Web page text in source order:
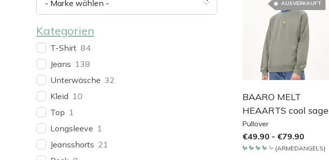
AUSVERKAUFT
BAARO MELT
HEAARTS cool sage
Pullover
€49.90 - €79.90
(ARMEDANGELS)
- Marke wählen -
Kategorien
T-Shirt 84
Jeans 138
Unterwäsche 32
Kleid 10
Top 1
Longsleeve 1
Jeansshorts 21